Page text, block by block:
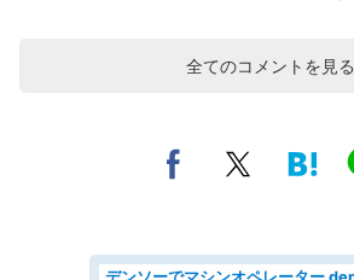
全てのコメントを見る